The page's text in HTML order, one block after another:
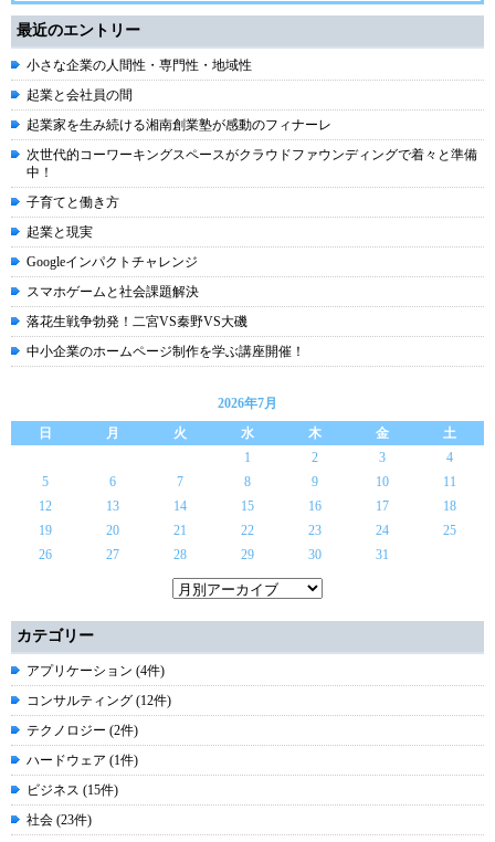
最近のエントリー
小さな企業の人間性・専門性・地域性
起業と会社員の間
起業家を生み続ける湘南創業塾が感動のフィナーレ
次世代的コーワーキングスペースがクラウドファウンディングで着々と準備
中！
子育てと働き方
起業と現実
Googleインパクトチャレンジ
スマホゲームと社会課題解決
落花生戦争勃発！二宮VS秦野VS大磯
中小企業のホームページ制作を学ぶ講座開催！
2026年7月
日
月 火 水 木 金
土
1
2 3
4
5
6 7 8 9 10
11
12
13 14 15 16 17
18
19
20 21 22 23 24
25
26
27 28 29 30 31
カテゴリー
アプリケーション (4件)
コンサルティング (12件)
テクノロジー (2件)
ハードウェア (1件)
ビジネス (15件)
社会 (23件)